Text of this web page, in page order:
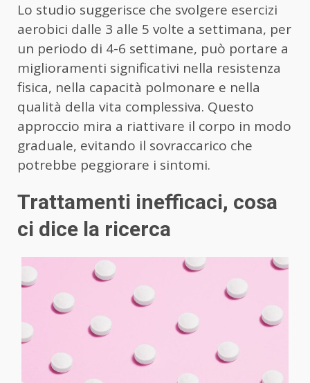
Lo studio suggerisce che svolgere esercizi
aerobici dalle 3 alle 5 volte a settimana, per
un periodo di 4-6 settimane, può portare a
miglioramenti significativi nella resistenza
fisica, nella capacità polmonare e nella
qualità della vita complessiva. Questo
approccio mira a riattivare il corpo in modo
graduale, evitando il sovraccarico che
potrebbe peggiorare i sintomi.
Trattamenti inefficaci, cosa
ci dice la ricerca